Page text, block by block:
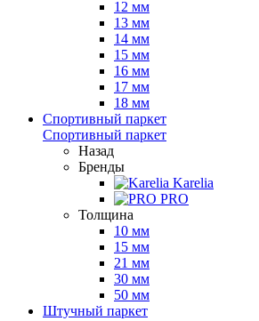
12 мм
13 мм
14 мм
15 мм
16 мм
17 мм
18 мм
Спортивный паркет
Спортивный паркет
Назад
Бренды
Karelia
PRO
Толщина
10 мм
15 мм
21 мм
30 мм
50 мм
Штучный паркет